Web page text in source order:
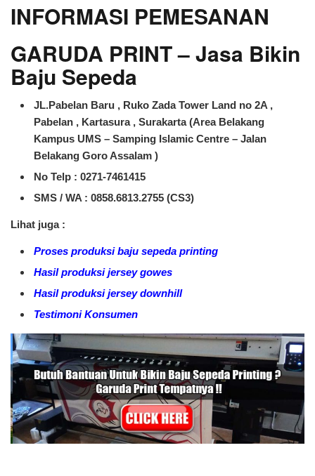
INFORMASI PEMESANAN
GARUDA PRINT – Jasa Bikin
Baju Sepeda
JL.Pabelan Baru , Ruko Zada Tower Land no 2A ,
Pabelan , Kartasura , Surakarta (Area Belakang
Kampus UMS – Samping Islamic Centre – Jalan
Belakang Goro Assalam )
No Telp : 0271-7461415
SMS / WA : 0858.6813.2755 (CS3)
Lihat juga :
Proses produksi baju sepeda printing
Hasil produksi jersey gowes
Hasil produksi jersey downhill
Testimoni Konsumen